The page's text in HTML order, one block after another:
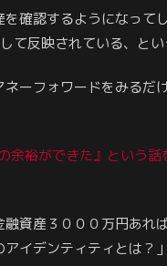
確認するようになって
反映されている、とい
ーフォワードをみるだ
裕ができた』という
資産３０００万円あれ
イデンティティとは？